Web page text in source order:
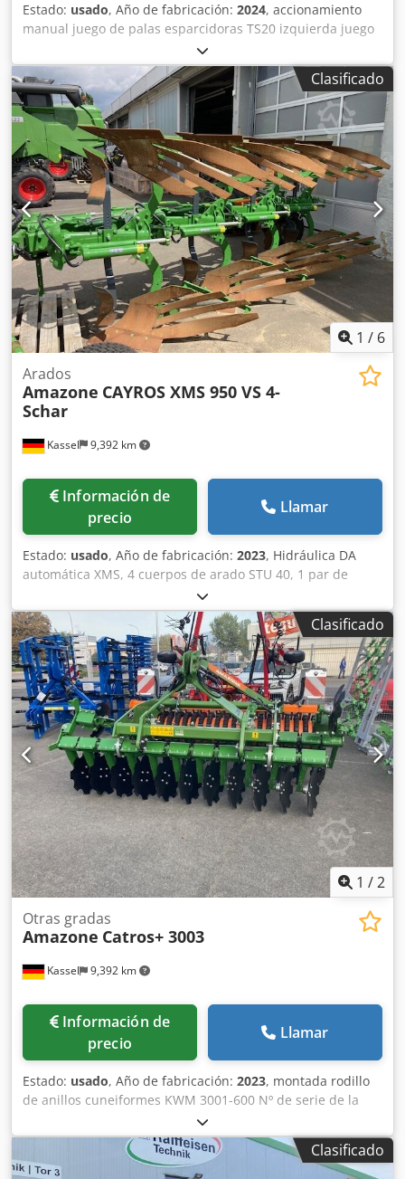
Estado: usado, Año de fabricación: 2024, accionamiento
manual juego de palas esparcidoras TS20 izquierda juego
de palas esparcidoras TS20 / derecha accionamiento
hidráulico izquierdo con AutoTS y FlowControl ProfiSPro
accionamiento hidráulico derecho con AutoTS y
FlowControl ProfiSPro disco principal izquierdo con AutoTS
/ disco principal derecho Crjdpfx Adotrdzwotjf
Clasificado
1 / 6
Kassel 9,392 km
Arados
Amazone CAYROS XMS 950 VS 4-
Schar
Información de
precio
Llamar
Estado: usado, Año de fabricación: 2023, Hidráulica DA
automática XMS, 4 cuerpos de arado STU 40, 1 par de
cuchillas 4x 430 HD, 1 par de protectores de desgaste, 1
par de 4 rejas delanteras M0 RH65-85, cuchilla de disco
DM 500 para desbloqueo hidráulico de piedras reforzado,
rueda de soporte oscilante DM680. Crsdpetvf Rwofx Adtef
Clasificado
1 /2
Kassel 9,392 km
Otras gradas
Amazone Catros+ 3003
Información de
precio
Llamar
Estado: usado, Año de fabricación: 2023, montada rodillo
de anillos cuneiformes KWM 3001-600 Nº de serie de la
máquina KW00059843 Juego de cojinetes para / Rodillo -
Grada de discos compacta de acoplamiento - Portadiscos
para Catros / Ajuste hidráulico de profundidad de trabajo
Clasificado